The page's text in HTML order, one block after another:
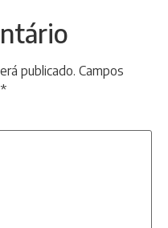
publicado. Campos
*